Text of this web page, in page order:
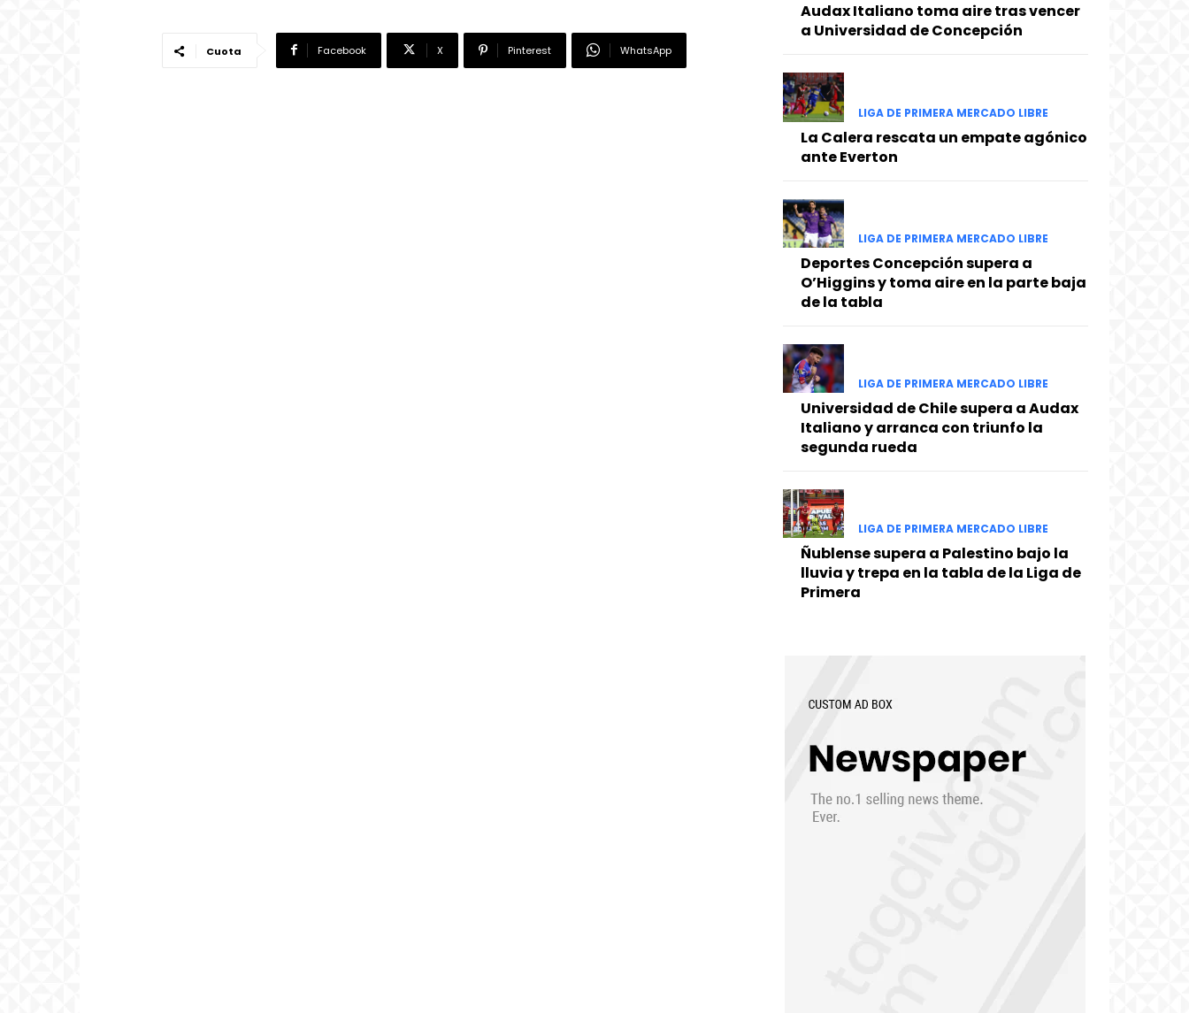
Cuota Facebook X Pinterest WhatsApp
Audax Italiano toma aire tras vencer
a Universidad de Concepción
LIGA DE PRIMERA MERCADO LIBRE
La Calera rescata un empate agónico
ante Everton
LIGA DE PRIMERA MERCADO LIBRE
Deportes Concepción supera a
O’Higgins y toma aire en la parte baja
de la tabla
LIGA DE PRIMERA MERCADO LIBRE
Universidad de Chile supera a Audax
Italiano y arranca con triunfo la
segunda rueda
LIGA DE PRIMERA MERCADO LIBRE
Ñublense supera a Palestino bajo la
lluvia y trepa en la tabla de la Liga de
Primera